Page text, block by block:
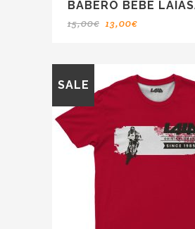
BABERO BEBE
15,00€ 13,00€
SALE